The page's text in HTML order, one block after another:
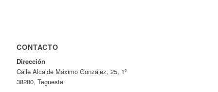
CONTACTO
Dirección
Calle Alcalde Máximo González, 25, 1º
38280, Tegueste